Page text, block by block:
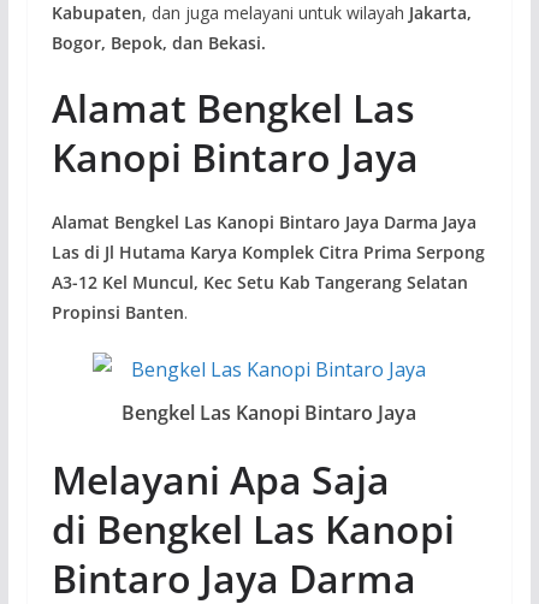
Kabupaten, dan juga melayani untuk wilayah Jakarta,
Bogor, Bepok, dan Bekasi.
Alamat Bengkel Las
Kanopi Bintaro Jaya
Alamat Bengkel Las Kanopi Bintaro Jaya Darma Jaya
Las di Jl Hutama Karya Komplek Citra Prima Serpong
A3-12 Kel Muncul, Kec Setu Kab Tangerang Selatan
Propinsi Banten.
Bengkel Las Kanopi Bintaro Jaya
Melayani Apa Saja
di Bengkel Las Kanopi
Bintaro Jaya Darma